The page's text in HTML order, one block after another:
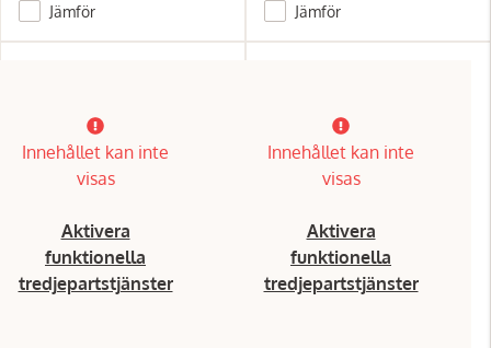
Jämför Jämför
Innehållet kan inte
visas
Aktivera
funktionella
tredjepartstjänster
Innehållet kan inte
visas
Aktivera
funktionella
tredjepartstjänster